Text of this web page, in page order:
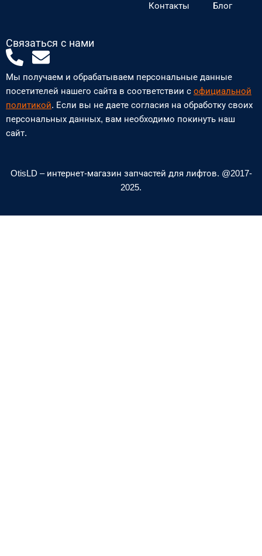
Контакты Блог
Связаться с нами
P
h
o
n
e
l
E
n
v
e
l
e
Мы получаем и обрабатываем персональные данные
посетителей нашего сайта в соответствии с официальной
политикой. Если вы не даете согласия на обработку своих
персональных данных, вам необходимо покинуть наш
сайт.
OtisLD – интернет-магазин запчастей для лифтов. @2017-
2025.